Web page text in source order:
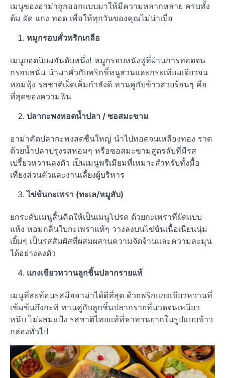
เมนูของอาม่าถูกออกแบบมาให้มีความหลากหลาย ครบทั้ง
ต้ม ผัด แกง ทอด เพื่อให้ทุกวันของคุณไม่น่าเบื่อ
หมูกรอบคั่วพริกเกลือ
เมนูยอดนิยมอันดับหนึ่ง! หมูกรอบหนังฟูที่ผ่านการทอดจน
กรอบสนั่น นำมาคั่วกับพริกขี้หนูสวนและกระเทียมเจียวจน
หอมฟุ้ง รสชาติเผ็ดเค็มกำลังดี ทานคู่กับข้าวสวยร้อนๆ คือ
ที่สุดของความฟิน
ปลากะพงทอดน้ำปลา / ซอสมะขาม
อาม่าคัดปลากะพงสดชื่นใหญ่ นำไปทอดจนเหลืองทอง ราด
ด้วยน้ำปลาปรุงรสหอมๆ หรือซอสมะขามสูตรลับที่มีรส
เปรี้ยวหวานลงตัว เป็นเมนูพรีเมียมที่เหมาะสำหรับทั้งมื้อ
เที่ยงส่วนตัวและงานเลี้ยงผู้บริหาร
ไข่ข้นกะเพรา (ทะเล/หมูสับ)
ยกระดับเมนูสิ้นคิดให้เป็นเมนูโปรด ด้วยกะเพราที่ผัดแบบ
แห้ง หอมกลิ่นใบกะเพราแท้ๆ วางลงบนไข่ข้นเนื้อเนียนนุ่ม
เยิ้มๆ เป็นรสสัมผัสที่ผสมผสานความจัดจ้านและความละมุน
ได้อย่างลงตัว
แกงเขียวหวานลูกชิ้นปลากรายแท้
เมนูที่สะท้อนรสมืออาม่าได้ดีที่สุด ด้วยพริกแกงเขียวหวานที่
เข้มข้นถึงกะทิ ทานคู่กับลูกชิ้นปลากรายที่นวดจนเหนียว
หนึบ ไม่ผสมแป้ง รสชาติไทยแท้ที่หาทานยากในรูปแบบข้าว
กล่องทั่วไป